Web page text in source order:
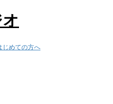
じめての方へ